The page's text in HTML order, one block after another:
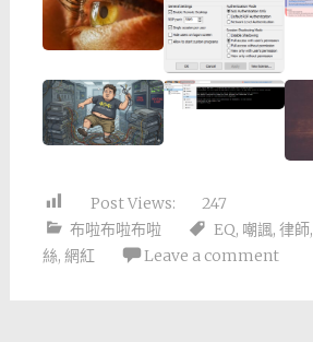
Post Views:
247
布啦布啦布啦
EQ, 嘲諷, 律師,
絲, 網紅 Leave a comment